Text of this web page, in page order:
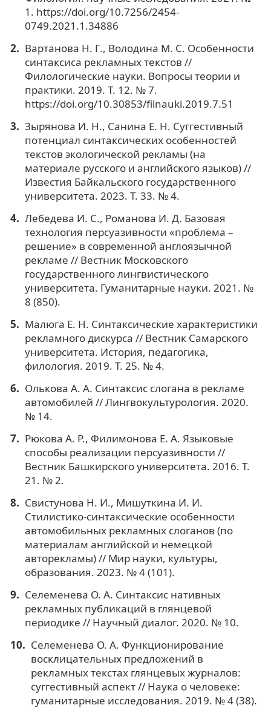
1. https://doi.org/10.7256/2454-
0749.2021.1.34886
Вартанова Н. Г., Володина М. С. Особенности
синтаксиса рекламных текстов //
Филологические науки. Вопросы теории и
практики. 2019. Т. 12. № 7.
https://doi.org/10.30853/filnauki.2019.7.51
Зырянова И. Н., Санина Е. Н. Суггестивный
потенциал синтаксических особенностей
текстов экологической рекламы (на
материале русского и английского языков) //
Известия Байкальского государственного
университета. 2023. Т. 33. № 4.
Лебедева И. С., Романова И. Д. Базовая
технология персуазивности «проблема –
решение» в современной англоязычной
рекламе // Вестник Московского
государственного лингвистического
университета. Гуманитарные науки. 2021. №
8 (850).
Малюга Е. Н. Синтаксические характеристики
рекламного дискурса // Вестник Самарского
университета. История, педагогика,
филология. 2019. Т. 25. № 4.
Олькова А. А. Синтаксис слогана в рекламе
автомобилей // Лингвокультурология. 2020.
№ 14.
Рюкова А. Р., Филимонова Е. А. Языковые
способы реализации персуазивности //
Вестник Башкирского университета. 2016. Т.
21. № 2.
Свистунова Н. И., Мишуткина И. И.
Стилистико-синтаксические особенности
автомобильных рекламных слоганов (по
материалам английской и немецкой
авторекламы) // Мир науки, культуры,
образования. 2023. № 4 (101).
Селеменева О. А. Синтаксис нативных
рекламных публикаций в глянцевой
периодике // Научный диалог. 2020. № 10.
Селеменева О. А. Функционирование
восклицательных предложений в
рекламных текстах глянцевых журналов:
суггестивный аспект // Наука о человеке:
гуманитарные исследования. 2019. № 4 (38).